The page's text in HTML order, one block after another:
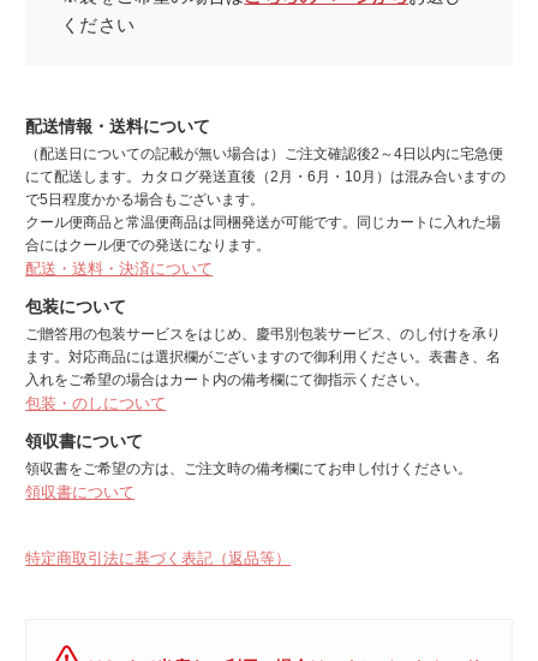
ください
配送情報・送料について
（配送日についての記載が無い場合は）ご注文確認後2～4日以内に宅急便
にて配送します。カタログ発送直後（2月・6月・10月）は混み合いますの
で5日程度かかる場合もございます。
クール便商品と常温便商品は同梱発送が可能です。同じカートに入れた場
合にはクール便での発送になります。
配送・送料・決済について
包装について
ご贈答用の包装サービスをはじめ、慶弔別包装サービス、のし付けを承り
ます。対応商品には選択欄がございますので御利用ください。表書き、名
入れをご希望の場合はカート内の備考欄にて御指示ください。
包装・のしについて
領収書について
領収書をご希望の方は、ご注文時の備考欄にてお申し付けください。
領収書について
特定商取引法に基づく表記（返品等）